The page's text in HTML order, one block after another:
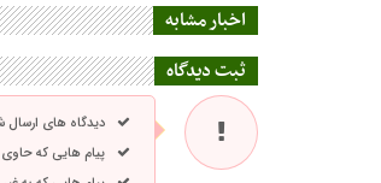
اخبار مشابه
ثبت دیدگاه
دیدگاه های
پیام هایی که